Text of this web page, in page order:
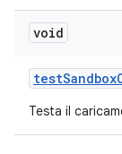
void
testSandbox
Testa il